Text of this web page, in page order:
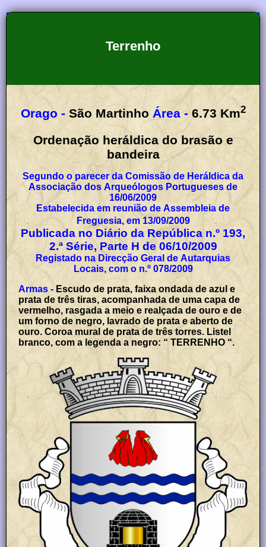
Terrenho
Orago - São Martinho Área - 6.73 Km2
Ordenação heráldica do brasão e
bandeira
Segundo o parecer da Comissão de Heráldica da
Associação dos Arqueólogos Portugueses de
16/06/2009
Estabelecida em reunião de Assembleia de
Freguesia, em 13/09/2009
Publicada no Diário da República n.º 193,
2.ª Série, Parte H de 06/10/2009
Registado na Direcção Geral de Autarquias
Locais, com o n.º 078/2009
Armas - Escudo de prata, faixa ondada de azul e
prata de três tiras, acompanhada de uma capa de
vermelho, rasgada a meio e realçada de ouro e de
um forno de negro, lavrado de prata e aberto de
ouro. Coroa mural de prata de três torres. Listel
branco, com a legenda a negro: “ TERRENHO “.